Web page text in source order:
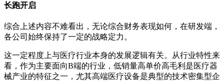
长跑开启
综合上述内容不难看出，无论综合财务表现如何，在研发端，
各公司始终保持了一定的战略定力。
这一定程度上与医疗行业本身的发展逻辑有关。从行业特性来
看，作为主要面向B端的行业，低销量高单价高毛利是医疗器
械产业的特征之一，尤其高端医疗设备是典型的技术密集型企